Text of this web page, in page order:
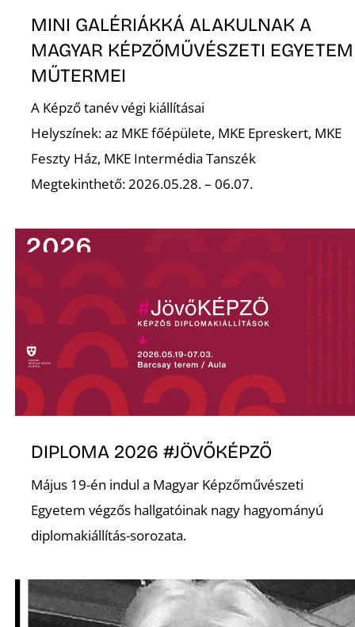
MINI GALÉRIÁKKÁ ALAKULNAK A
MAGYAR KÉPZŐMŰVÉSZETI EGYETEM
MŰTERMEI
A Képző tanév végi kiállításai
Helyszínek: az MKE főépülete, MKE Epreskert, MKE
Feszty Ház, MKE Intermédia Tanszék
Megtekinthető: 2026.05.28. – 06.07.
DIPLOMA 2026 #JÖVŐKÉPZŐ
Május 19-én indul a Magyar Képzőművészeti
Egyetem végzős hallgatóinak nagy hagyományú
diplomakiállítás-sorozata.